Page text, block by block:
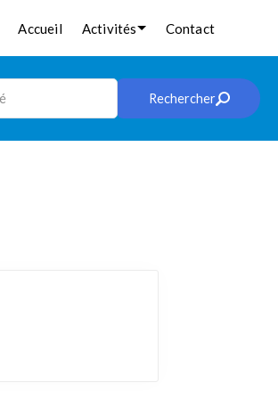
Accueil Activités Contact
Rechercher